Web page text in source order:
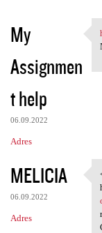
K
o
m
n
t
a
r
z
e
My
Assignmen
t help
06.09.2022
Adres
MELICIA
06.09.2022
Adres